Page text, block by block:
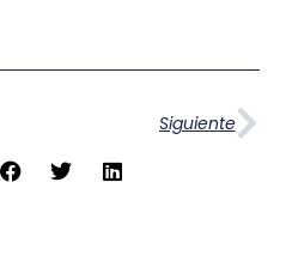
Siguiente